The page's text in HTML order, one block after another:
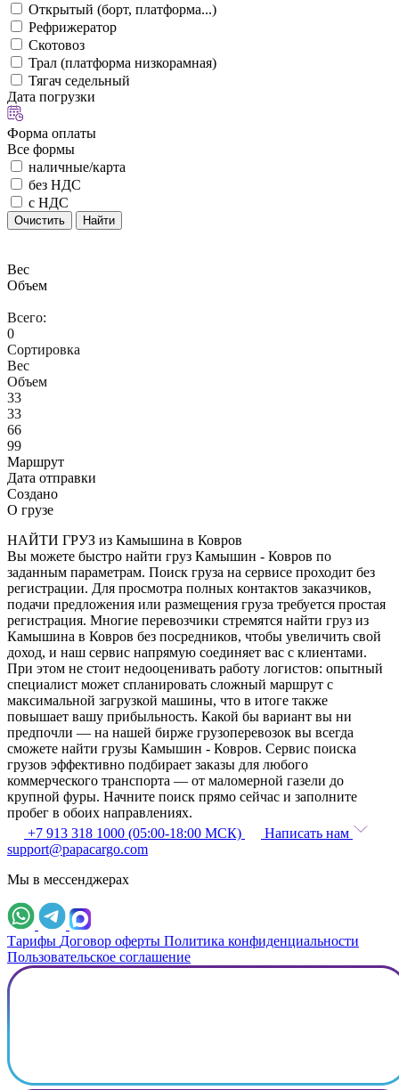
Открытый (борт, платформа...)
Рефрижератор
Скотовоз
Трал (платформа низкорамная)
Тягач седельный
Дата погрузки
Форма оплаты
Все формы
наличные/карта
без НДС
с НДС
Очистить Найти
Вес
Объем
Всего:
0
Сортировка
Вес
Объем
33
33
66
99
Маршрут
Дата отправки
Создано
О грузе
НАЙТИ ГРУЗ из Камышина в Ковров
Вы можете быстро найти груз Камышин - Ковров по
заданным параметрам. Поиск груза на сервисе проходит без
регистрации. Для просмотра полных контактов заказчиков,
подачи предложения или размещения груза требуется простая
регистрация. Многие перевозчики стремятся найти груз из
Камышина в Ковров без посредников, чтобы увеличить свой
доход, и наш сервис напрямую соединяет вас с клиентами.
При этом не стоит недооценивать работу логистов: опытный
специалист может спланировать сложный маршрут с
максимальной загрузкой машины, что в итоге также
повышает вашу прибыльность. Какой бы вариант вы ни
предпочли — на нашей бирже грузоперевозок вы всегда
сможете найти грузы Камышин - Ковров. Сервис поиска
грузов эффективно подбирает заказы для любого
коммерческого транспорта — от маломерной газели до
крупной фуры. Начните поиск прямо сейчас и заполните
пробег в обоих направлениях.
+7 913 318 1000 (05:00-18:00 МСК)
Написать нам
support@papacargo.com
Мы в мессенджерах
Тарифы Договор оферты Политика конфиденциальности
Пользовательское соглашение